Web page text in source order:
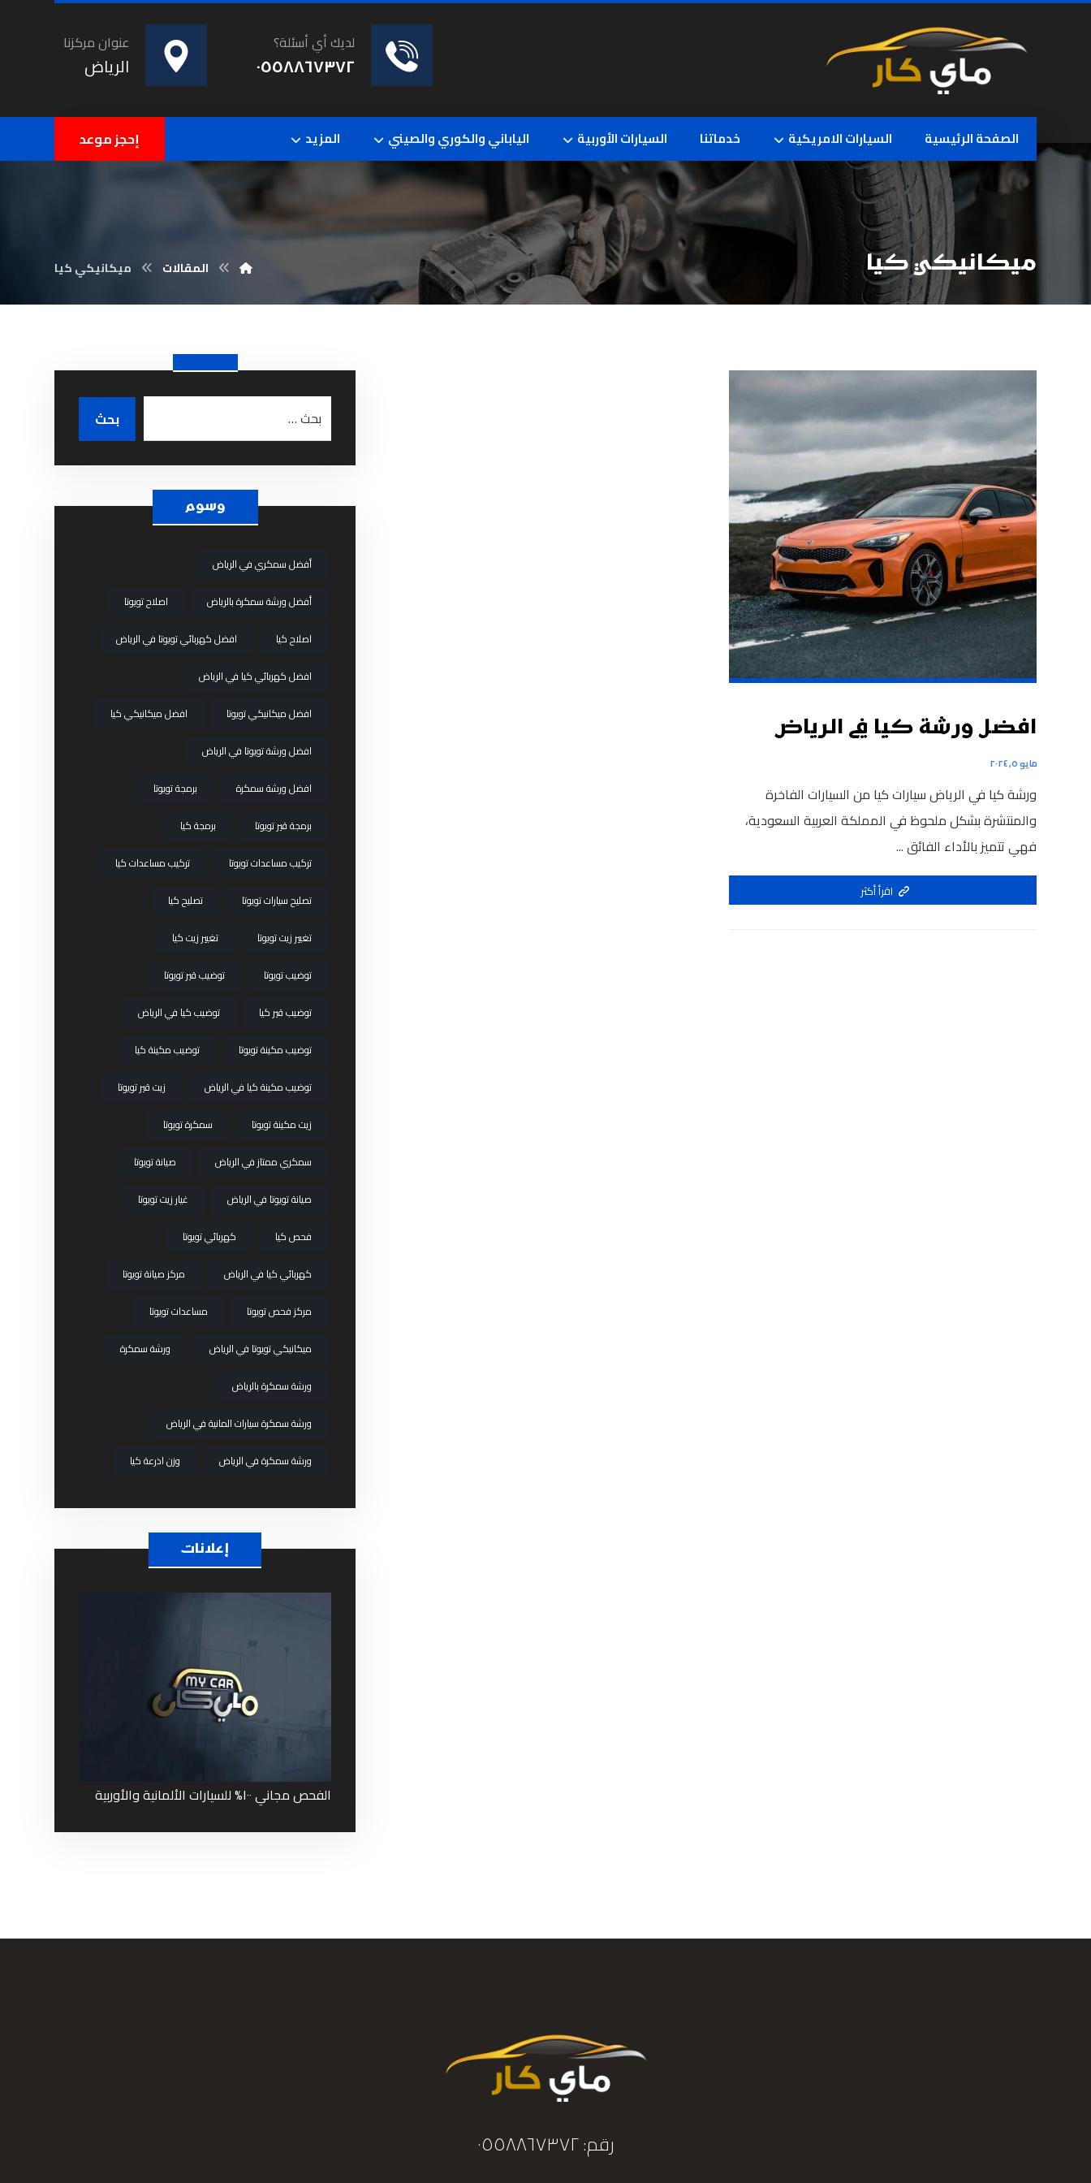
عنوان مركزنا
الرياض
لديك أي أسئلة؟
٠٥٥٨٨٦٧٣٧٢
الصفحة الرئيسية السيارات الامريكية خدماتنا السيارات الأوربية الياباني والكوري والصيني المزيد إحجز موعد
ميكانيكي كيا المقالات ميكانيكي كيا
افضل ورشة كيا في الرياض
مايو ٥, ٢٠٢٤
ورشة كيا في الرياض سيارات كيا من السيارات الفاخرة
والمنتشرة بشكل ملحوظ في المملكة العربية السعودية،
فهي تتميز بالأداء الفائق ...
اقرأ أكثر
وسوم
أفضل سمكري في الرياض
أفضل ورشة سمكرة بالرياض
اصلاح تويوتا
اصلاح كيا
افضل كهربائي تويوتا في الرياض
افضل كهربائي كيا في الرياض
افضل ميكانيكي تويوتا
افضل ميكانيكي كيا
افضل ورشة تويوتا في الرياض
افضل ورشة سمكرة
برمجة تويوتا
برمجة قير تويوتا
برمجة كيا
تركيب مساعدات تويوتا
تركيب مساعدات كيا
تصليح سيارات تويوتا
تصليح كيا
تغيير زيت تويوتا
تغيير زيت كيا
توضيب تويوتا
توضيب قير تويوتا
توضيب قير كيا
توضيب كيا في الرياض
توضيب مكينة تويوتا
توضيب مكينة كيا
توضيب مكينة كيا في الرياض
زيت قير تويوتا
زيت مكينة تويوتا
سمكرة تويوتا
سمكري ممتاز في الرياض
صيانة تويوتا
صيانة تويوتا في الرياض
غيار زيت تويوتا
فحص كيا
كهربائي تويوتا
كهربائي كيا في الرياض
مركز صيانة تويوتا
مركز فحص تويوتا
مساعدات تويوتا
ميكانيكي تويوتا في الرياض
ورشة سمكرة
ورشة سمكرة بالرياض
ورشة سمكرة سيارات المانية في الرياض
ورشة سمكرة في الرياض
وزن اذرعة كيا
إعلانات
الفحص مجاني ١٠٠% للسيارات الألمانية والأوربية
رقم: ٠٥٥٨٨٦٧٣٧٢